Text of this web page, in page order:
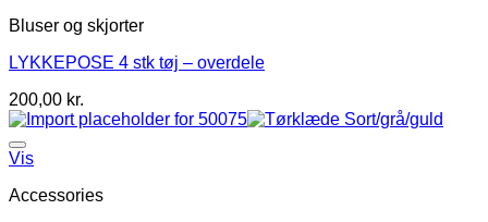
Bluser og skjorter
LYKKEPOSE 4 stk tøj – overdele
200,00 kr.
Vis
Accessories